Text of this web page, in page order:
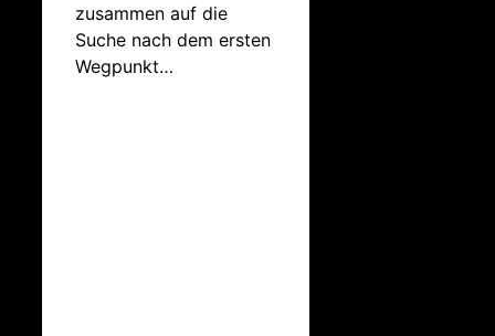
zusammen auf die
Suche nach dem ersten
Wegpunkt…